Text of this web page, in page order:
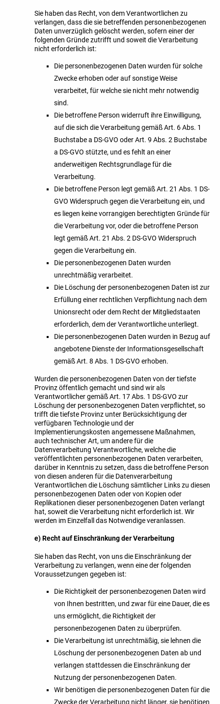
Sie haben das Recht, von dem Verantwortlichen zu
verlangen, dass die sie betreffenden personenbezogenen
Daten unverzüglich gelöscht werden, sofern einer der
folgenden Gründe zutrifft und soweit die Verarbeitung
nicht erforderlich ist:
Die personenbezogenen Daten wurden für solche
Zwecke erhoben oder auf sonstige Weise
verarbeitet, für welche sie nicht mehr notwendig
sind.
Die betroffene Person widerruft ihre Einwilligung,
auf die sich die Verarbeitung gemäß Art. 6 Abs. 1
Buchstabe a DS-GVO oder Art. 9 Abs. 2 Buchstabe
a DS-GVO stützte, und es fehlt an einer
anderweitigen Rechtsgrundlage für die
Verarbeitung.
Die betroffene Person legt gemäß Art. 21 Abs. 1 DS-
GVO Widerspruch gegen die Verarbeitung ein, und
es liegen keine vorrangigen berechtigten Gründe für
die Verarbeitung vor, oder die betroffene Person
legt gemäß Art. 21 Abs. 2 DS-GVO Widerspruch
gegen die Verarbeitung ein.
Die personenbezogenen Daten wurden
unrechtmäßig verarbeitet.
Die Löschung der personenbezogenen Daten ist zur
Erfüllung einer rechtlichen Verpflichtung nach dem
Unionsrecht oder dem Recht der Mitgliedstaaten
erforderlich, dem der Verantwortliche unterliegt.
Die personenbezogenen Daten wurden in Bezug auf
angebotene Dienste der Informationsgesellschaft
gemäß Art. 8 Abs. 1 DS-GVO erhoben.
Wurden die personenbezogenen Daten von der tiefste
Provinz öffentlich gemacht und sind wir als
Verantwortlicher gemäß Art. 17 Abs. 1 DS-GVO zur
Löschung der personenbezogenen Daten verpflichtet, so
trifft die tiefste Provinz unter Berücksichtigung der
verfügbaren Technologie und der
Implementierungskosten angemessene Maßnahmen,
auch technischer Art, um andere für die
Datenverarbeitung Verantwortliche, welche die
veröffentlichten personenbezogenen Daten verarbeiten,
darüber in Kenntnis zu setzen, dass die betroffene Person
von diesen anderen für die Datenverarbeitung
Verantwortlichen die Löschung sämtlicher Links zu diesen
personenbezogenen Daten oder von Kopien oder
Replikationen dieser personenbezogenen Daten verlangt
hat, soweit die Verarbeitung nicht erforderlich ist. Wir
werden im Einzelfall das Notwendige veranlassen.
e) Recht auf Einschränkung der Verarbeitung
Sie haben das Recht, von uns die Einschränkung der
Verarbeitung zu verlangen, wenn eine der folgenden
Voraussetzungen gegeben ist:
Die Richtigkeit der personenbezogenen Daten wird
von Ihnen bestritten, und zwar für eine Dauer, die es
uns ermöglicht, die Richtigkeit der
personenbezogenen Daten zu überprüfen.
Die Verarbeitung ist unrechtmäßig, sie lehnen die
Löschung der personenbezogenen Daten ab und
verlangen stattdessen die Einschränkung der
Nutzung der personenbezogenen Daten.
Wir benötigen die personenbezogenen Daten für die
Zwecke der Verarbeitung nicht länger, sie benötigen